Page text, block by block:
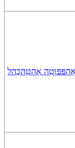
אַהפּפּוּטִה אַהטִהכַּהל